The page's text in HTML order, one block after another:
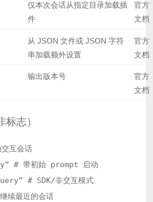
仅本次会话从指定目录加载插
件
官方
文档
从 JSON 文件或 JSON 字符
串加载额外设置
官方
文档
输出版本号
官方
文档
志）
互会话
# 带初始 prompt 启动
# SDK/非交互模式
最近的会话